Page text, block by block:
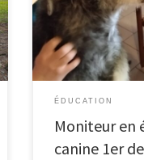
ÉDUCATION
Moniteur en
canine 1er